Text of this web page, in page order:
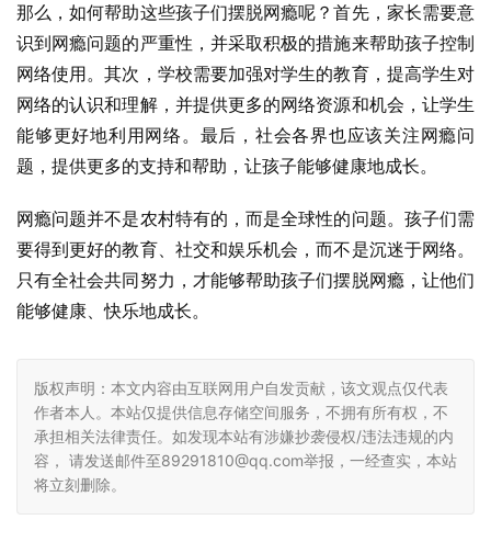
那么，如何帮助这些孩子们摆脱网瘾呢？首先，家长需要意
识到网瘾问题的严重性，并采取积极的措施来帮助孩子控制
网络使用。其次，学校需要加强对学生的教育，提高学生对
网络的认识和理解，并提供更多的网络资源和机会，让学生
能够更好地利用网络。最后，社会各界也应该关注网瘾问
题，提供更多的支持和帮助，让孩子能够健康地成长。
网瘾问题并不是农村特有的，而是全球性的问题。孩子们需
要得到更好的教育、社交和娱乐机会，而不是沉迷于网络。
只有全社会共同努力，才能够帮助孩子们摆脱网瘾，让他们
能够健康、快乐地成长。
版权声明：本文内容由互联网用户自发贡献，该文观点仅代表
作者本人。本站仅提供信息存储空间服务，不拥有所有权，不
承担相关法律责任。如发现本站有涉嫌抄袭侵权/违法违规的内
容， 请发送邮件至89291810@qq.com举报，一经查实，本站
将立刻删除。